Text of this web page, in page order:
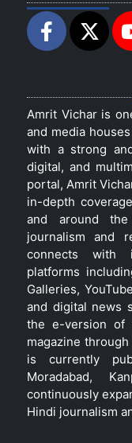
Amrit Vichar is
and media
with a strong
digital, and
portal, Amrit
in-depth
and around
journalism and
connects with
platforms
Galleries,
and digital news
the e-version of
magazine
is currently
Moradabad,
continuously
Hindi journalism